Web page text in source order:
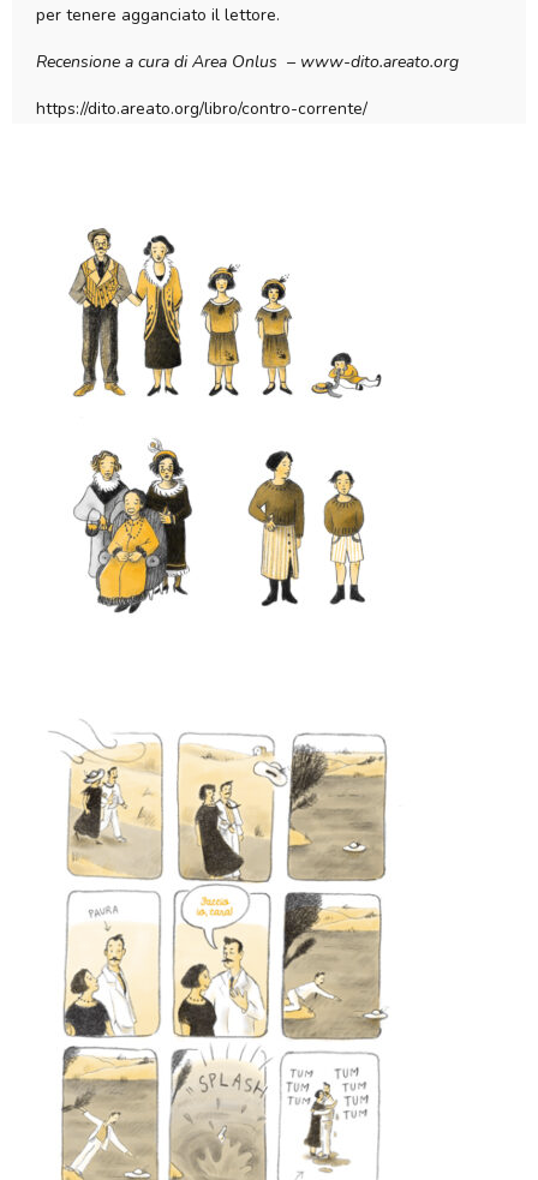
per tenere agganciato il lettore.
Recensione a cura di Area Onlus – www-dito.areato.org
https://dito.areato.org/libro/contro-corrente/